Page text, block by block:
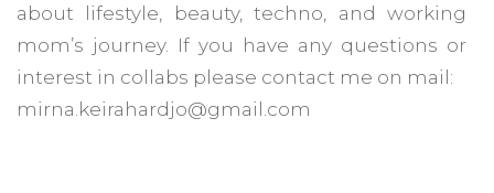
about lifestyle, beauty, techno, and working
mom’s journey. If you have any questions or
interest in collabs please contact me on mail:
mirna.keirahardjo@gmail.com